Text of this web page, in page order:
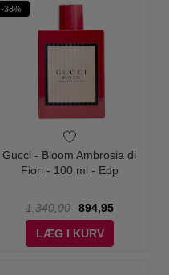
-33%
Gucci - Bloom Ambrosia di
Fiori - 100 ml - Edp
1.340,00
894,95
LÆG I KURV